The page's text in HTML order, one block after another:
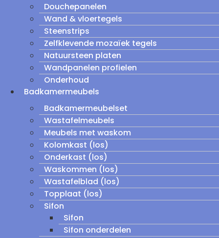
Douchepanelen
Wand & vloertegels
Steenstrips
Zelfklevende mozaïek tegels
Natuursteen platen
Wandpanelen profielen
Onderhoud
Badkamermeubels
Badkamermeubelset
Wastafelmeubels
Meubels met waskom
Kolomkast (los)
Onderkast (los)
Waskommen (los)
Wastafelblad (los)
Topplaat (los)
Sifon
Sifon
Sifon onderdelen